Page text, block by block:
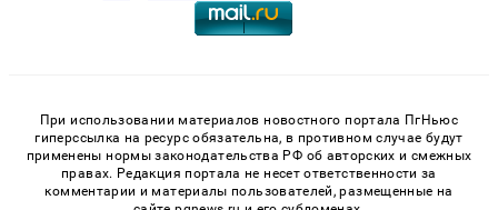
При использовании материалов новостного портала ПгНьюс
гиперссылка на ресурс обязательна, в противном случае будут
применены нормы законодательства РФ об авторских и смежных
правах. Редакция портала не несет ответственности за
комментарии и материалы пользователей, размещенные на